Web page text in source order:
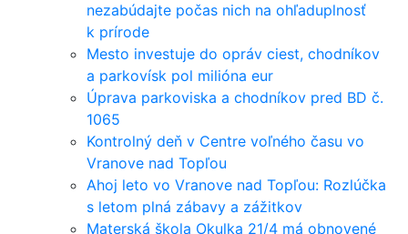
nezabúdajte počas nich na ohľaduplnosť
k prírode
Mesto investuje do opráv ciest, chodníkov
a parkovísk pol milióna eur
Úprava parkoviska a chodníkov pred BD č.
1065
Kontrolný deň v Centre voľného času vo
Vranove nad Topľou
Ahoj leto vo Vranove nad Topľou: Rozlúčka
s letom plná zábavy a zážitkov
Materská škola Okulka 21/4 má obnovené